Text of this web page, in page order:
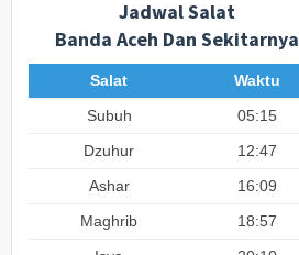
Jadwal Salat
Banda Aceh Dan Sekitarnya
Salat
Waktu
Subuh
05:15
Dzuhur
12:47
Ashar
16:09
Maghrib
18:57